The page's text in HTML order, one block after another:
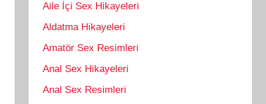
Aile İçi Sex Hikayeleri
Aldatma Hikayeleri
Amatör Sex Resimleri
Anal Sex Hikayeleri
Anal Sex Resimleri